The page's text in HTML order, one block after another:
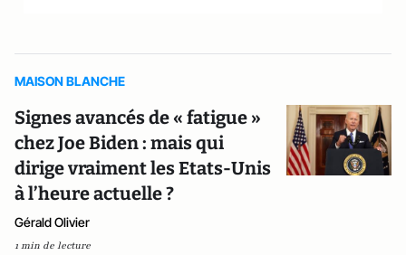
MAISON BLANCHE
Signes avancés de « fatigue »
chez Joe Biden : mais qui
dirige vraiment les Etats-Unis
à l’heure actuelle ?
Gérald Olivier
1 min de lecture